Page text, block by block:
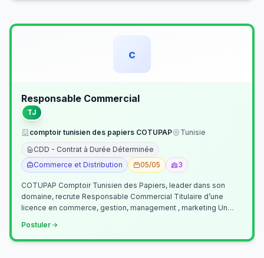
c
Responsable Commercial
TJ
comptoir tunisien des papiers COTUPAP
Tunisie
CDD - Contrat à Durée Déterminée
Commerce et Distribution
05/05 3
COTUPAP Comptoir Tunisien des Papiers, leader dans son
domaine, recrute Responsable Commercial Titulaire d’une
licence en commerce, gestion, management , marketing Un
Postuler